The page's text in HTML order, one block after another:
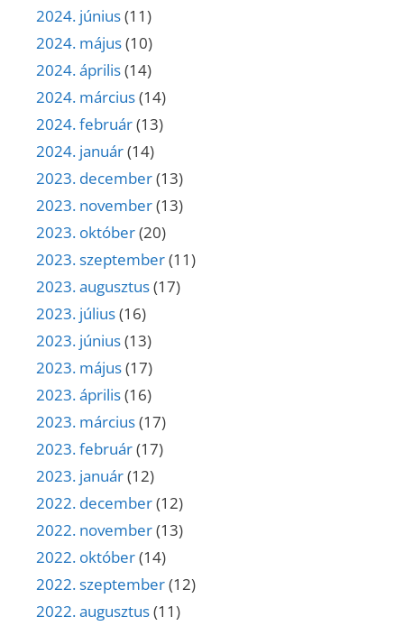
2024. június(11)
2024. május(10)
2024. április(14)
2024. március(14)
2024. február(13)
2024. január(14)
2023. december(13)
2023. november(13)
2023. október(20)
2023. szeptember(11)
2023. augusztus(17)
2023. július(16)
2023. június(13)
2023. május(17)
2023. április(16)
2023. március(17)
2023. február(17)
2023. január(12)
2022. december(12)
2022. november(13)
2022. október(14)
2022. szeptember(12)
2022. augusztus(11)